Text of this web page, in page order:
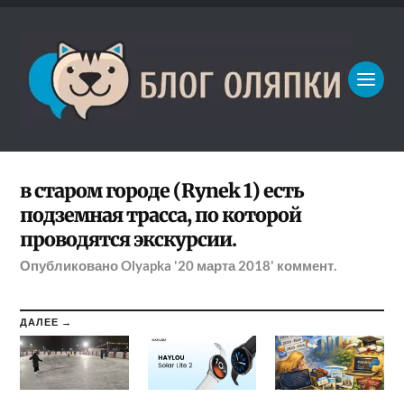
в старом городе (Rynek 1) есть
подземная трасса, по которой
проводятся экскурсии.
ОпубликованоOlyapka '20 марта 2018' коммент.
ДАЛЕЕ →